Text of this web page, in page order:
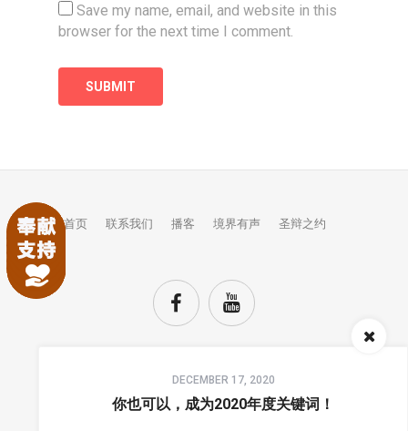
Save my name, email, and website in this
browser for the next time I comment.
DECEMBER 17, 2020
你也可以，成为2020年度关键词！
首页 联系我们 播客 境界有声 圣辩之约
TOP